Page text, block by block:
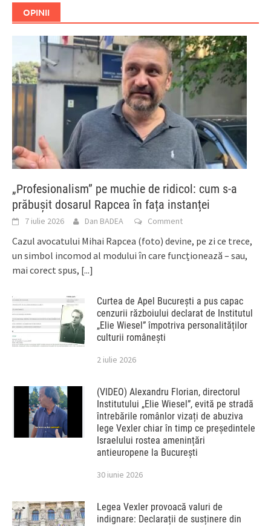
OPINII
„Profesionalism” pe muchie de ridicol: cum s-a
prăbușit dosarul Rapcea în fața instanței
7 iulie 2026 Dan BADEA Comment
Cazul avocatului Mihai Rapcea (foto) devine, pe zi ce trece,
un simbol incomod al modului în care funcționează – sau,
mai corect spus, [...]
Curtea de Apel București a pus capac
cenzurii războiului declarat de Institutul
„Elie Wiesel” împotriva personalităților
culturii românești
2 iulie 2026
(VIDEO) Alexandru Florian, directorul
Institutului „Elie Wiesel”, evită pe stradă
întrebările românlor vizați de abuziva
lege Vexler chiar în timp ce președintele
Israelului rostea amenințări
antieuropene la București
30 iunie 2026
Legea Vexler provoacă valuri de
indignare: Declarații de susținere din